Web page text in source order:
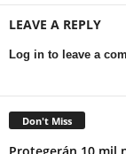
LEAVE A REPLY
Log in to leave a
Don't Miss
Protegerán 10 mil